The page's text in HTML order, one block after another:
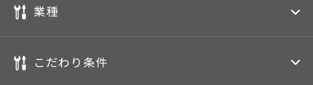
業種
こだわり条件